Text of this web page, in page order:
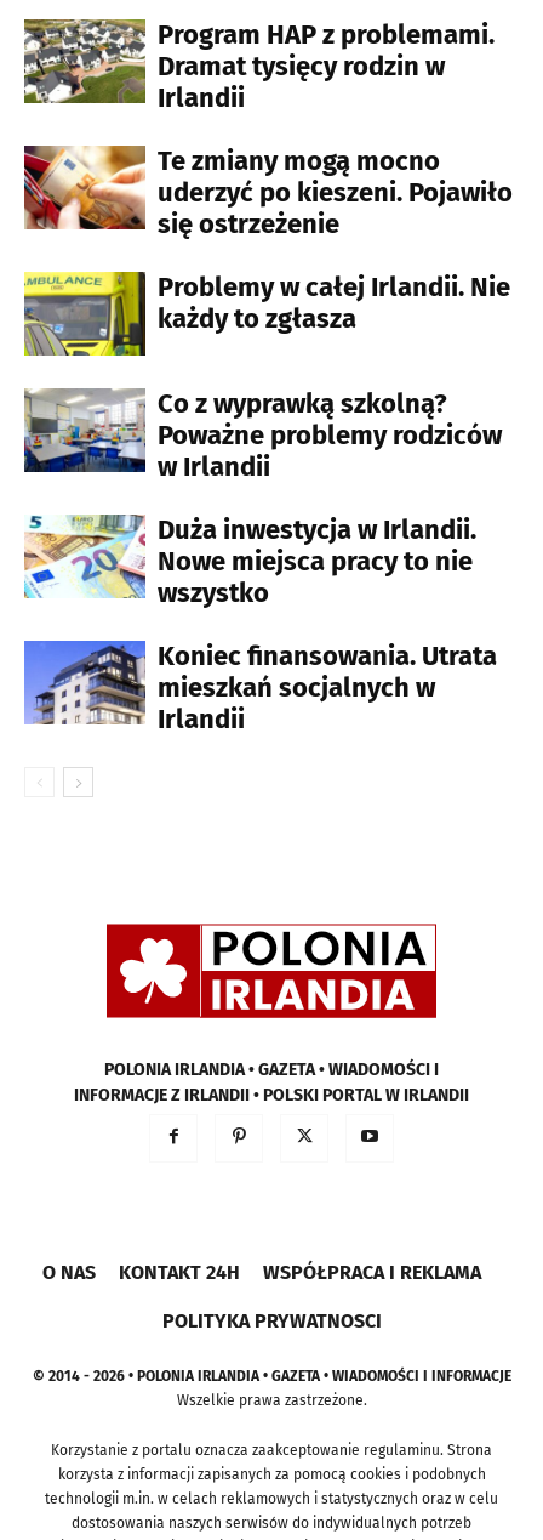
Program HAP z problemami.
Dramat tysięcy rodzin w
Irlandii
Te zmiany mogą mocno
uderzyć po kieszeni. Pojawiło
się ostrzeżenie
Problemy w całej Irlandii. Nie
każdy to zgłasza
Co z wyprawką szkolną?
Poważne problemy rodziców
w Irlandii
Duża inwestycja w Irlandii.
Nowe miejsca pracy to nie
wszystko
Koniec finansowania. Utrata
mieszkań socjalnych w
Irlandii
POLONIA IRLANDIA • GAZETA • WIADOMOŚCI I
INFORMACJE Z IRLANDII • POLSKI PORTAL W IRLANDII
O NAS KONTAKT 24H WSPÓŁPRACA I REKLAMA
POLITYKA PRYWATNOSCI
© 2014 - 2026 • POLONIA IRLANDIA • GAZETA • WIADOMOŚCI I INFORMACJE
Wszelkie prawa zastrzeżone.
Korzystanie z portalu oznacza zaakceptowanie regulaminu. Strona
korzysta z informacji zapisanych za pomocą cookies i podobnych
technologii m.in. w celach reklamowych i statystycznych oraz w celu
dostosowania naszych serwisów do indywidualnych potrzeb